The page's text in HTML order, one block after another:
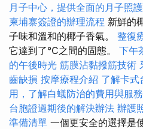
月子中心，提供全面的月子照
柬埔寨簽證的辦理流程 新鮮的
子味和溫和的椰子香氣。 整復
它達到了°C之間的固態。 下午
的午後時光 筋膜沾黏撥筋技術
齒缺損 按摩療程介紹 了解卡式
用，了解白蟻防治的費用與服
台胞證過期後的解決辦法 辦護
準備清單 一個更安全的選擇是